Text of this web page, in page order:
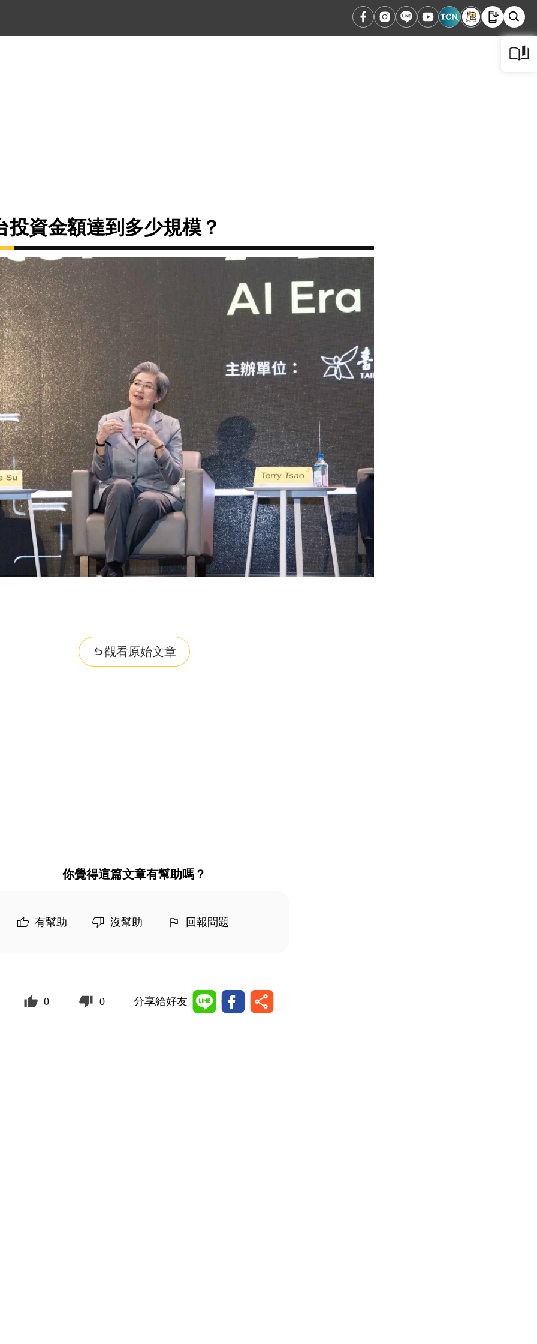
投資金額達到多少規模？
觀看原始文章
你覺得這篇文章有幫助嗎？
有幫助 沒幫助 回報問題
0 0 分享給好友